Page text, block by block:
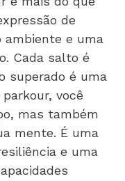
de
ambiente e uma
Cada salto é
superado é uma
você
mas também
mente. É uma
e uma